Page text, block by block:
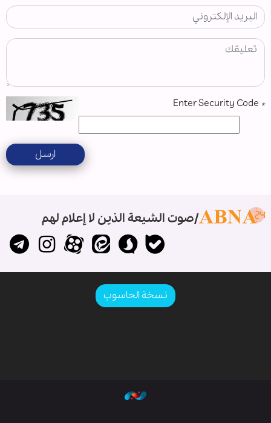
*
ارسل
صوت الشيعة الذين لا إعلام لهم
نسخة الحاسوب